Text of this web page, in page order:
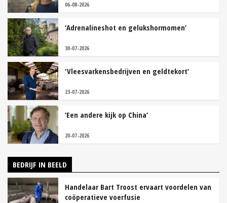
06-08-2026
‘Adrenalineshot en gelukshormomen’
30-07-2026
‘Vleesvarkensbedrijven en geldtekort’
23-07-2026
‘Een andere kijk op China’
20-07-2026
BEDRIJF IN BEELD
Handelaar Bart Troost ervaart voordelen van
coöperatieve voerfusie